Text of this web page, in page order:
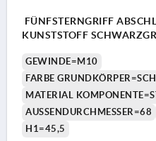
FÜNFSTERNGRIFF
KUNSTSTOFF
GEWINDE=M10
FARBE
MATERIAL
AUSSENDURCHMESSER=68
H1=45,5